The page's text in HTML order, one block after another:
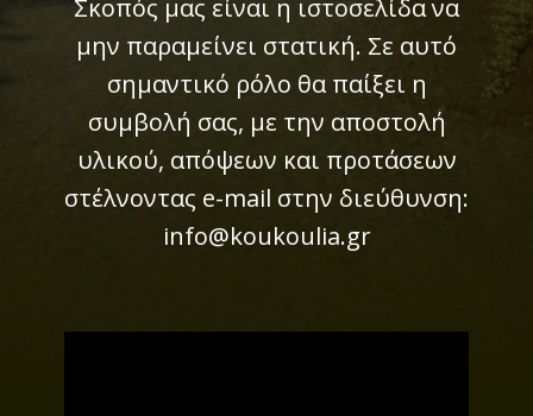
Σκοπός μας είναι η ιστοσελίδα να
μην παραμείνει στατική. Σε αυτό
σημαντικό ρόλο θα παίξει η
συμβολή σας, με την αποστολή
υλικού, απόψεων και προτάσεων
στέλνοντας e-mail στην διεύθυνση:
info@koukoulia.gr